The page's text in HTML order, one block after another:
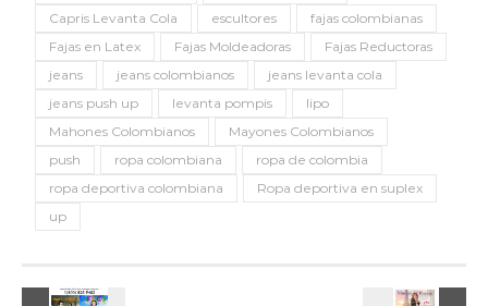
Capris Levanta Cola
escultores
fajas colombianas
Fajas en Latex
Fajas Moldeadoras
Fajas Reductoras
jeans
jeans colombianos
jeans levanta cola
jeans push up
levanta pompis
lipo
Mahones Colombianos
Mayones Colombianos
push
ropa colombiana
ropa de colombia
ropa deportiva colombiana
Ropa deportiva en suplex
up